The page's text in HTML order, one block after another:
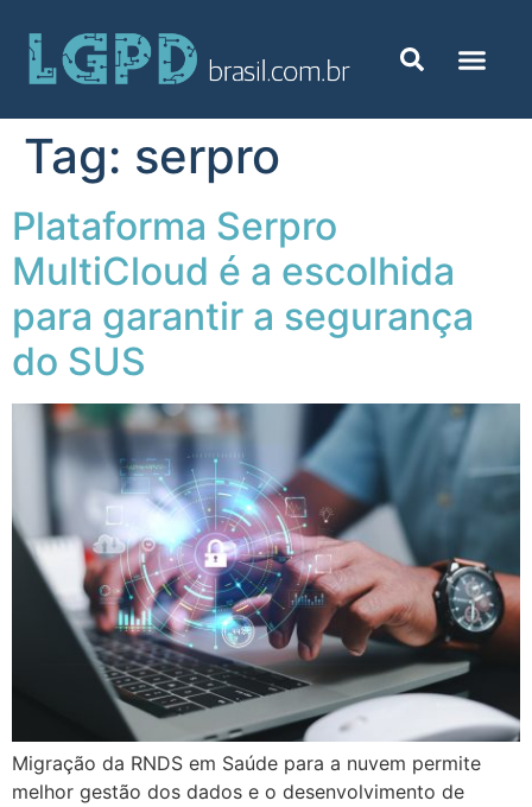
Tag: serpro
Plataforma Serpro
MultiCloud é a escolhida
para garantir a segurança
do SUS
Migração da RNDS em Saúde para a nuvem permite
melhor gestão dos dados e o desenvolvimento de